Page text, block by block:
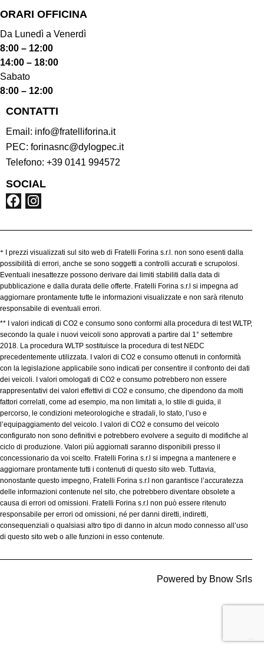
ORARI OFFICINA
Da Lunedì a Venerdì
8:00 – 12:00
14:00 – 18:00
Sabato
8:00 – 12:00
CONTATTI
Email: info@fratelliforina.it
PEC: forinasnc@dylogpec.it
Telefono: +39 0141 994572
SOCIAL
*
I prezzi visualizzati sul sito web di Fratelli Forina s.r.l. non sono esenti dalla
possibilità di errori, anche se sono soggetti a controlli accurati e scrupolosi.
Eventuali inesattezze possono derivare dai limiti stabiliti dalla data di
pubblicazione e dalla durata delle offerte. Fratelli Forina s.r.l si impegna ad
aggiornare prontamente tutte le informazioni visualizzate e non sarà ritenuto
responsabile di eventuali errori.
** I valori indicati di CO2 e consumo sono conformi alla procedura di test WLTP,
secondo la quale i nuovi veicoli sono approvati a partire dal 1° settembre
2018. La procedura WLTP sostituisce la procedura di test NEDC
precedentemente utilizzata. I valori di CO2 e consumo ottenuti in conformità
con la legislazione applicabile sono indicati per consentire il confronto dei dati
dei veicoli. I valori omologati di CO2 e consumo potrebbero non essere
rappresentativi dei valori effettivi di CO2 e consumo, che dipendono da molti
fattori correlati, come ad esempio, ma non limitati a, lo stile di guida, il
percorso, le condizioni meteorologiche e stradali, lo stato, l’uso e
l’equipaggiamento del veicolo. I valori di CO2 e consumo del veicolo
configurato non sono definitivi e potrebbero evolvere a seguito di modifiche al
ciclo di produzione. Valori più aggiornati saranno disponibili presso il
concessionario da voi scelto. Fratelli Forina s.r.l si impegna a mantenere e
aggiornare prontamente tutti i contenuti di questo sito web. Tuttavia,
nonostante questo impegno, Fratelli Forina s.r.l non garantisce l’accuratezza
delle informazioni contenute nel sito, che potrebbero diventare obsolete a
causa di errori od omissioni. Fratelli Forina s.r.l non può essere ritenuto
responsabile per errori od omissioni, né per danni diretti, indiretti,
consequenziali o qualsiasi altro tipo di danno in alcun modo connesso all’uso
di questo sito web o alle funzioni in esso contenute.
Powered by Bnow Srls